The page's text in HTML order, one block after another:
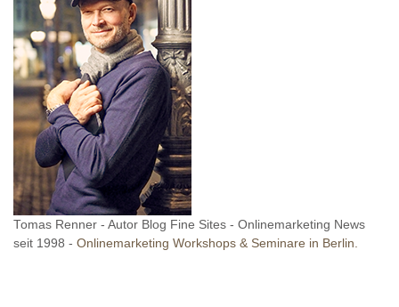
Tomas Renner - Autor Blog Fine Sites - Onlinemarketing News
seit 1998 - Onlinemarketing Workshops & Seminare in Berlin.